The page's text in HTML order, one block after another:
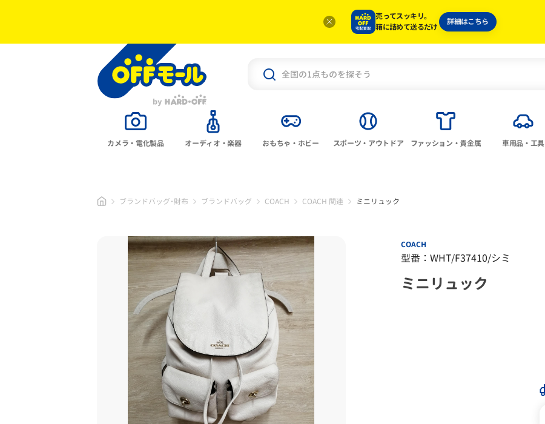
売ってスッキリ。
箱に詰めて送るだけ
詳細はこちら
カメラ・電化製品 オーディオ・楽器 おもちゃ・ホビー スポーツ・アウトドア ファッション・貴金属 車用品・工具
ブランドバッグ･財布 ブランドバッグ COACH COACH 関連 ミニリュック
COACH
型番：WHT/F37410/シミ
ミニリュック